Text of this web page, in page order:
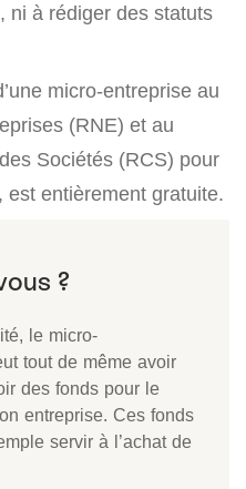
ni à rédiger des statuts
micro-entreprise au
(RNE) et au
Sociétés (RCS) pour
entièrement gratuite.
le micro-
tout de même avoir
des fonds pour le
entreprise. Ces fonds
servir à l’achat de